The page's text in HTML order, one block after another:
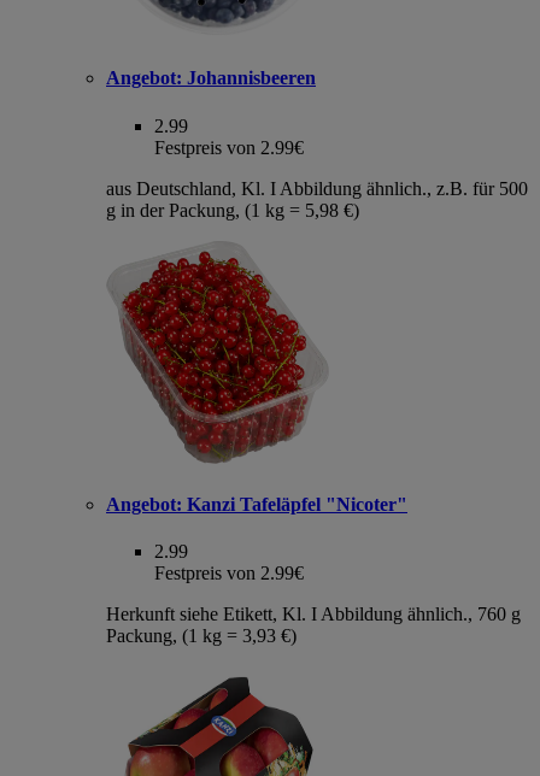
Angebot: Johannisbeeren
2.99
Festpreis von 2.99€
aus Deutschland, Kl. I Abbildung ähnlich., z.B. für 500
g in der Packung, (1 kg = 5,98 €)
Angebot: Kanzi Tafeläpfel "Nicoter"
2.99
Festpreis von 2.99€
Herkunft siehe Etikett, Kl. I Abbildung ähnlich., 760 g
Packung, (1 kg = 3,93 €)